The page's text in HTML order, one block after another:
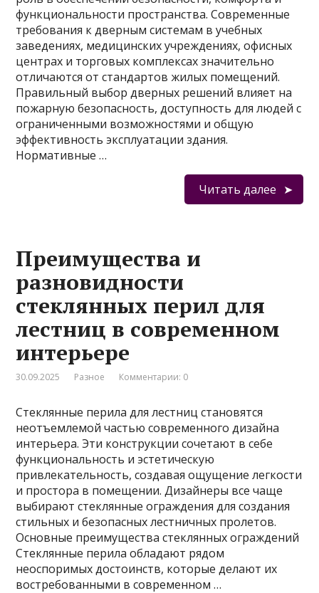
функциональности пространства. Современные
требования к дверным системам в учебных
заведениях, медицинских учреждениях, офисных
центрах и торговых комплексах значительно
отличаются от стандартов жилых помещений.
Правильный выбор дверных решений влияет на
пожарную безопасность, доступность для людей с
ограниченными возможностями и общую
эффективность эксплуатации здания.
Нормативные …
Читать далее
Преимущества и
разновидности
стеклянных перил для
лестниц в современном
интерьере
30.09.2025 Разное Комментарии: 0
Стеклянные перила для лестниц становятся
неотъемлемой частью современного дизайна
интерьера. Эти конструкции сочетают в себе
функциональность и эстетическую
привлекательность, создавая ощущение легкости
и простора в помещении. Дизайнеры все чаще
выбирают стеклянные ограждения для создания
стильных и безопасных лестничных пролетов.
Основные преимущества стеклянных ограждений
Стеклянные перила обладают рядом
неоспоримых достоинств, которые делают их
востребованными в современном …